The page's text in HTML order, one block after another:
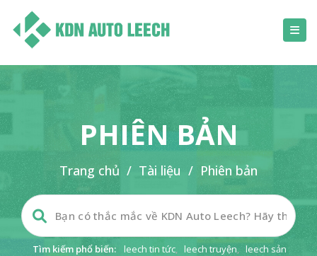
PHIÊN BẢN
Trang chủ / Tài liệu / Phiên bản
Tìm kiếm phổ biến: leech tin tức, leech truyện, leech sản